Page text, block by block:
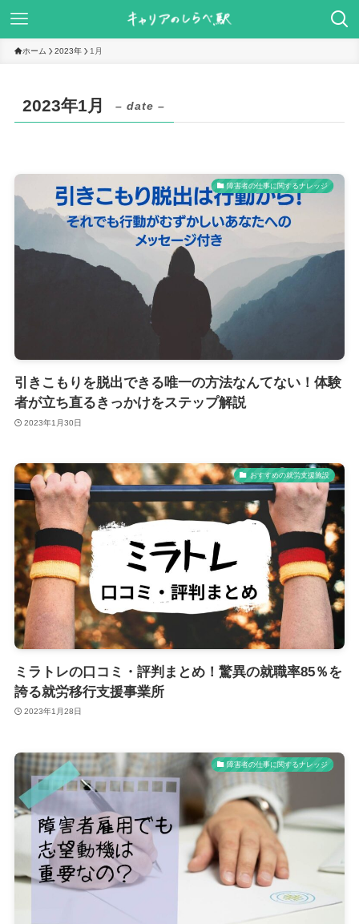
ホーム 2023年 1月
2023年1月 – date –
障害者の仕事に関するナレッジ
引きこもりを脱出できる唯一の方法なんてない！体験
者が立ち直るきっかけをステップ解説
2023年1月30日
おすすめの就労支援施設
ミラトレの口コミ・評判まとめ！驚異の就職率85％を
誇る就労移行支援事業所
2023年1月28日
障害者の仕事に関するナレッジ